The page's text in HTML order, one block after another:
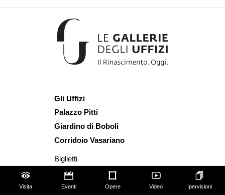
Visita Eventi Opere Video Ipervisioni
Gli Uffizi
Palazzo Pitti
Giardino di Boboli
Corridoio Vasariano
Biglietti
Utilizzo spazi e immagini
Mappa del sito